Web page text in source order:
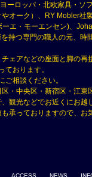
ロッパ・北欧家具・ソ
オーク）、RY Mobler社
エ・モーエンセン)、
持つ専門の職人の元、時
ェアなどの座面と脚の再
おります。
相談ください。
・中央区・新宿区・江東
観光などでお近くにお越
承っておりますので、お
ACCESS NEWS